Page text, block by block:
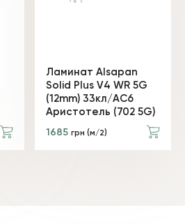
Ламинат Alsapan
Solid Plus V4 WR 5G
(12mm) 33кл/АС6
Аристотель (702 5G)
1685 грн (м/2)